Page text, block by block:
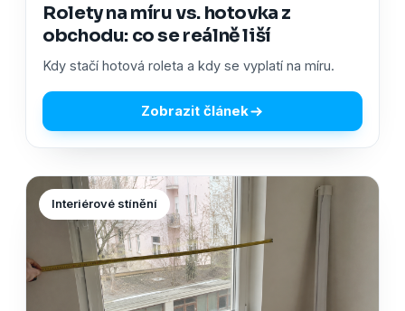
Rolety na míru vs. hotovka z
obchodu: co se reálně liší
Kdy stačí hotová roleta a kdy se vyplatí na míru.
Zobrazit článek
Interiérové stínění